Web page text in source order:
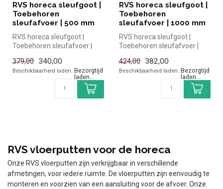
RVS horeca sleufgoot |
Toebehoren
sleufafvoer | 500 mm
RVS horeca sleufgoot |
Toebehoren sleufafvoer |
379,00
340,00
Beschikbaarheid laden..
RVS horeca sleufgoot |
Toebehoren
sleufafvoer | 1000 mm
RVS horeca sleufgoot |
Toebehoren sleufafvoer |
424,00
382,00
Beschikbaarheid laden..
RVS vloerputten voor de horeca
Onze RVS vloerputten zijn verkrijgbaar in verschillende
afmetingen, voor iedere ruimte. De vloerputten zijn eenvoudig te
monteren en voorzien van een aansluiting voor de afvoer. Onze